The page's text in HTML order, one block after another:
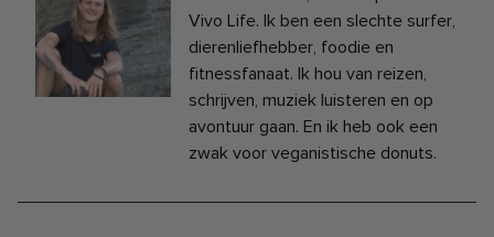
Vivo Life. Ik ben een slechte surfer,
dierenliefhebber, foodie en
fitnessfanaat. Ik hou van reizen,
schrijven, muziek luisteren en op
avontuur gaan. En ik heb ook een
zwak voor veganistische donuts.